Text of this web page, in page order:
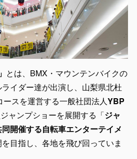
とは、BMX・マウンテンバイクの
イダー達が出演し、山梨県北杜
スを運営する一般社団法人YBP
ャンプショーを展開する「ジャ
開催する自転車エンターテイメ
目指し、各地を飛び回っていま